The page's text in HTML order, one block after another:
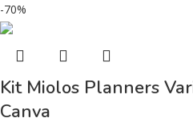
-70%
Kit Miolos Planners
Canva